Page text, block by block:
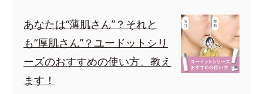
あなたは“薄肌さん”？それと
も“厚肌さん”？ユードットシリ
ーズのおすすめの使い方、教え
ます！